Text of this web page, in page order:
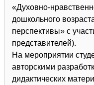
«Духовно-
дошкольного
перспективы» с
представителей).
На мероприятии
авторскими
дидактических